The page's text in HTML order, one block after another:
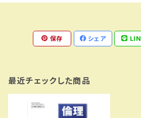
保存 シェア
最近チェックした商品